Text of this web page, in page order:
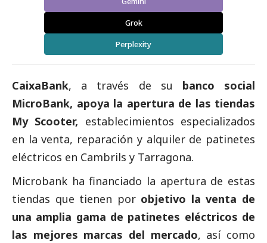
Grok
Perplexity
CaixaBank, a través de su banco social
MicroBank, apoya la apertura de las tiendas
My Scooter, establecimientos especializados
en la venta, reparación y alquiler de patinetes
eléctricos en Cambrils y Tarragona.
Microbank ha financiado la apertura de estas
tiendas que tienen por objetivo la venta de
una amplia gama de patinetes eléctricos de
las mejores marcas del mercado, así como